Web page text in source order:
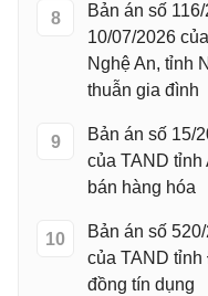
8
Bản án số
10/07/2026
Nghệ An, tỉnh
thuẫn gia đình
9
Bản án số 15/
của TAND tỉnh
bán hàng hóa
10
Bản án số
của TAND
đồng tín dụng